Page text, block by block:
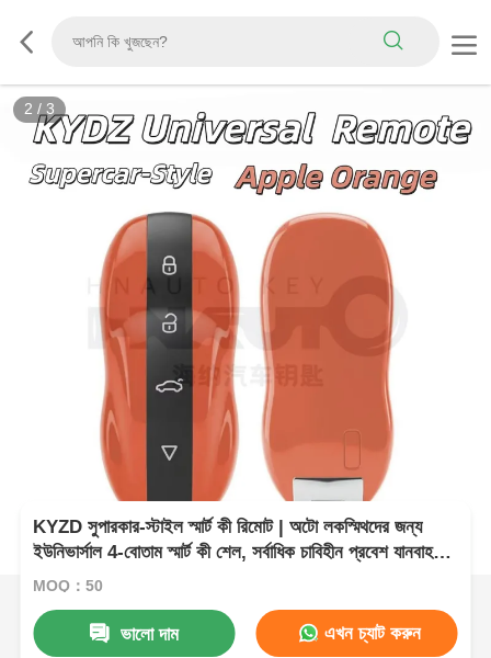
2 / 3
KYZD সুপারকার-স্টাইল স্মার্ট কী রিমোট | অটো লকস্মিথদের জন্য
ইউনিভার্সাল 4-বোতাম স্মার্ট কী শেল, সর্বাধিক চাবিহীন প্রবেশ যানবাহনের
সাথে সামঞ্জস্যপূর্ণ
MOQ：50
ভালো দাম এখন চ্যাট করুন